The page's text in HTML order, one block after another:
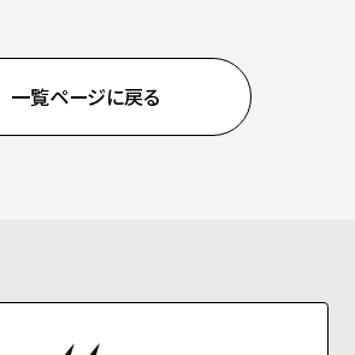
一覧ページに戻る